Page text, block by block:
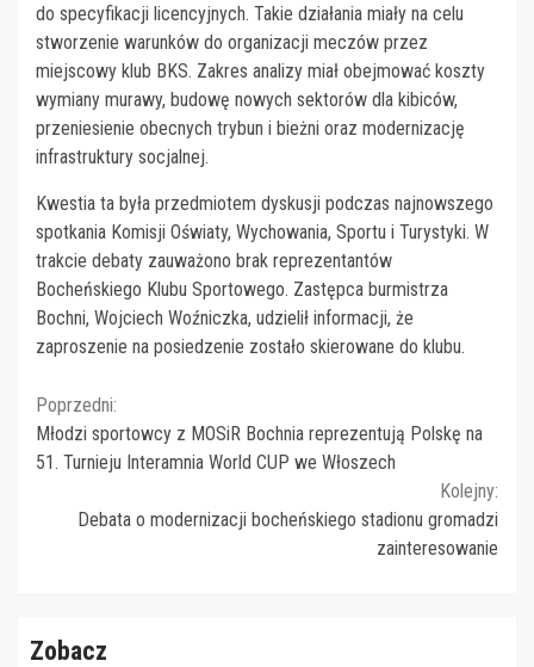
do specyfikacji licencyjnych. Takie działania miały na celu
stworzenie warunków do organizacji meczów przez
miejscowy klub BKS. Zakres analizy miał obejmować koszty
wymiany murawy, budowę nowych sektorów dla kibiców,
przeniesienie obecnych trybun i bieżni oraz modernizację
infrastruktury socjalnej.
Kwestia ta była przedmiotem dyskusji podczas najnowszego
spotkania Komisji Oświaty, Wychowania, Sportu i Turystyki. W
trakcie debaty zauważono brak reprezentantów
Bocheńskiego Klubu Sportowego. Zastępca burmistrza
Bochni, Wojciech Woźniczka, udzielił informacji, że
zaproszenie na posiedzenie zostało skierowane do klubu.
Continue
Reading
Poprzedni:
Młodzi sportowcy z MOSiR Bochnia reprezentują Polskę na
51. Turnieju Interamnia World CUP we Włoszech
Kolejny:
Debata o modernizacji bocheńskiego stadionu gromadzi
zainteresowanie
Zobacz